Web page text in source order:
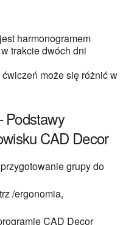
harmonogramem
trakcie dwóch dni
może się różnić w
Podstawy
CAD Decor
grupy do
/ergonomia,
CAD Decor